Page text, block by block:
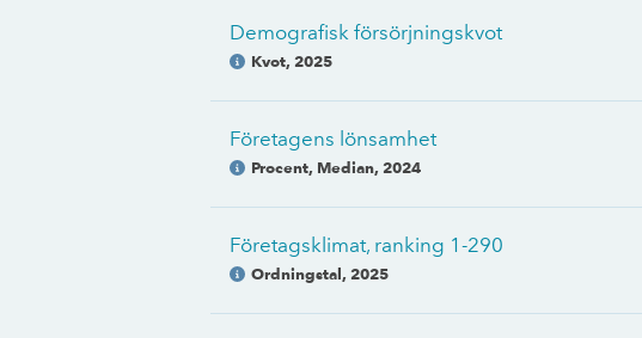
Demografisk försörjningskvot
Kvot, 2025
Företagens lönsamhet
Procent, Median, 2024
Företagsklimat, ranking 1-290
Ordningstal, 2025